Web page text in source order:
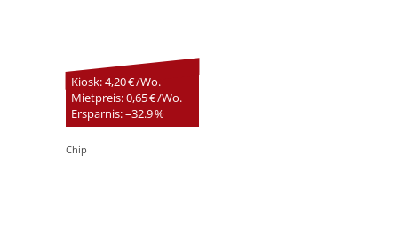
Kiosk: 4,20 € /Wo.
Mietpreis: 0,65 € /Wo.
Ersparnis: –32.9 %
Chip